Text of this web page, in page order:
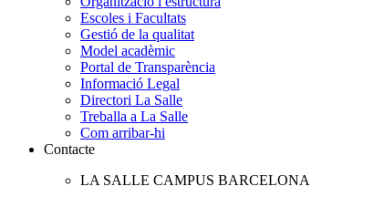
Escoles i Facultats
Gestió de la qualitat
Model acadèmic
Portal de Transparència
Informació Legal
Directori La Salle
Treballa a La Salle
Com arribar-hi
Contacte
LA SALLE CAMPUS BARCELONA